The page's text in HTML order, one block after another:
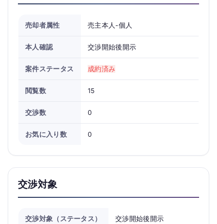
売却者属性 売主本人-個人
本人確認 交渉開始後開示
案件ステータス 成約済み
閲覧数 15
交渉数 0
お気に入り数 0
交渉対象
交渉対象（ステータス） 交渉開始後開示